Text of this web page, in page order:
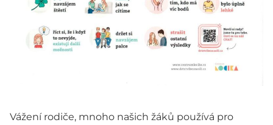
Vážení rodiče, mnoho našich žáků používá pro